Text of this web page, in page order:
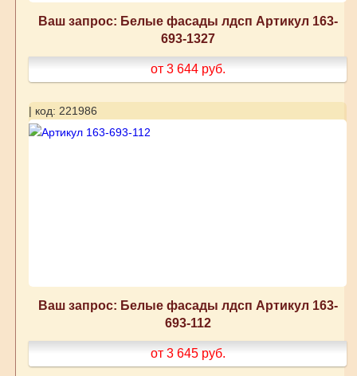
Ваш запрос: Белые фасады лдсп Артикул 163-
693-1327
от 3 644 руб.
| код: 221986
Ваш запрос: Белые фасады лдсп Артикул 163-
693-112
от 3 645 руб.